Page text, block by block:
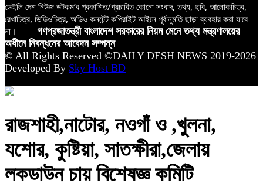
ডেইলি দেশ নিউজ ডটকম’র প্রকাশিত/প্রচারিত কোনো সংবাদ, তথ্য, ছবি, আলোকচিত্র,
রেখাচিত্র, ভিডিওচিত্র, অডিও কনটেন্ট কপিরাইট আইনে পূর্বানুমতি ছাড়া ব্যবহার করা যাবে
না।
গণপ্রজাতন্ত্রী বাংলাদেশ সরকারের নিয়ম মেনে তথ্য মন্ত্রণালয়ের
অধীনে নিবন্ধনের আবেদন সম্পন্ন
© All Rights Reserved ©DAILY DESH NEWS 2019-2026
Developed By Sky Host BD
রাজশাহী,নাটোর, নওগাঁ ও ,খুলনা,
যশোর, কুষ্টিয়া, সাতক্ষীরা,জেলায়
লকডাউন চায় বিশেষজ্ঞ কমিটি